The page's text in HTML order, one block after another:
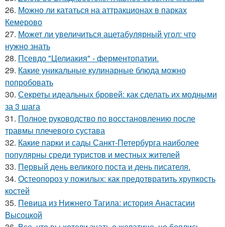
26. Можно ли кататься на аттракционах в парках
Кемерово
27. Может ли увеличиться ацетабулярный угол: что
нужно знать
28. Псевдо "Целиакия" - ферментопатии.
29. Какие уникальные кулинарные блюда можно
попробовать
30. Секреты идеальных бровей: как сделать их модными
за 3 шага
31. Полное руководство по восстановлению после
травмы плечевого сустава
32. Какие парки и сады Санкт-Петербурга наиболее
популярны среди туристов и местных жителей
33. Первый день великого поста и день писателя.
34. Остеопороз у пожилых: как предотвратить хрупкость
костей
35. Певица из Нижнего Тагила: история Анастасии
Высоцкой